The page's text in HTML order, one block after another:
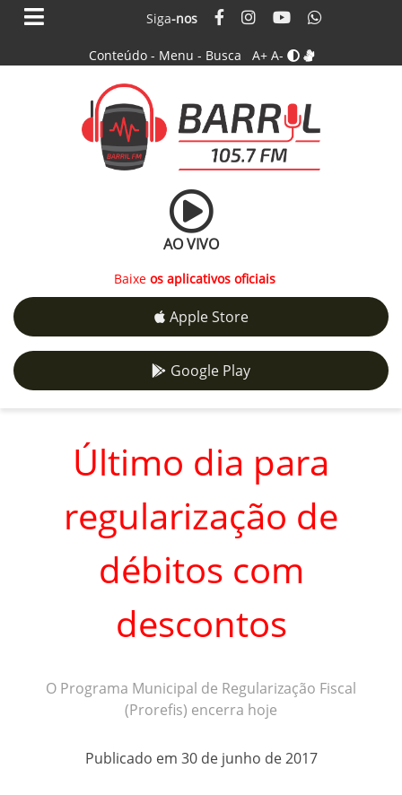
Siga-nos
Conteúdo - Menu - Busca A+ A-
AO VIVO
Baixe os aplicativos oficiais
Apple Store
Google Play
Último dia para
regularização de
débitos com
descontos
O Programa Municipal de Regularização Fiscal
(Prorefis) encerra hoje
Publicado em 30 de junho de 2017